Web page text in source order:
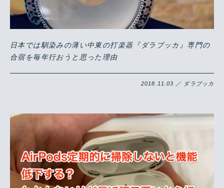
日本では馴染みの薄い中東の打楽器『ダラブッカ』専門の
合宿を毎年行おうと思った理由
2018.11.03 ／ ダラブッカ